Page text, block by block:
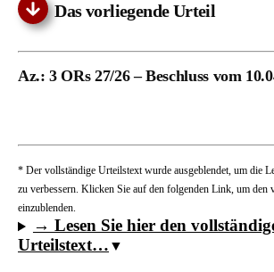
Das vorliegende Urteil
Az.: 3 ORs 27/26 – Beschluss vom
* Der vollständige Urteilstext wurde ausgeblendet, um die
zu verbessern. Klicken Sie auf den folgenden Link, um den
einzublenden.
→ Lesen Sie hier den
Urteilstext…